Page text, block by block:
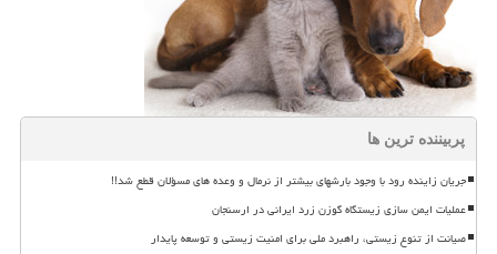
پربیننده ترین ها
جریان زاینده رود با وجود بارشهای بیشتر از نرمال و وعده های مسؤلان قطع شد!!
عملیات ایمن سازی زیستگاه گوزن زرد ایرانی در ارسنجان
صیانت از تنوع زیستی، راهبرد ملی برای امنیت زیستی و توسعه پایدار